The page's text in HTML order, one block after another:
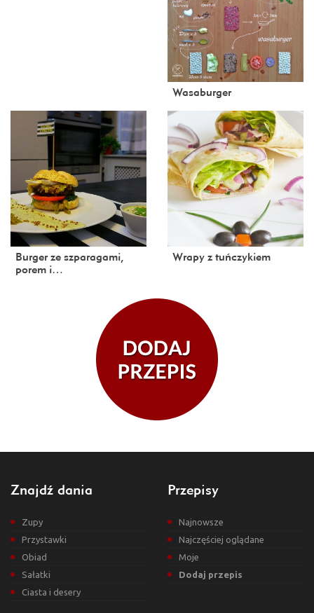
Wasaburger
Burger ze szparagami,
porem i…
Wrapy z tuńczykiem
Znajdź dania
Zupy
Przystawki
Obiad
Sałatki
Ciasta i desery
Przepisy
Najnowsze
Najczęściej oglądane
Moje
Dodaj przepis